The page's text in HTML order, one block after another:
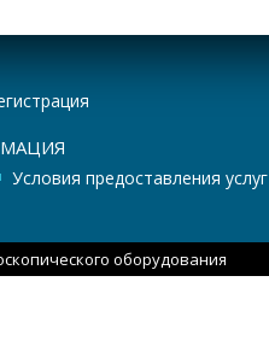
Условия предоставления услуг
оборудования